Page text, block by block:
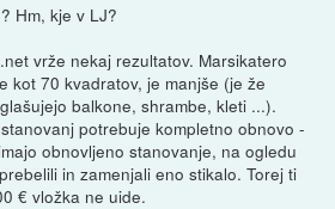
Hm, kje v LJ?
vrže nekaj rezultatov. Marsikatero
kot 70 kvadratov, je manjše (je že
balkone, shrambe, kleti ...).
potrebuje kompletno obnovo -
obnovljeno stanovanje, na ogledu
in zamenjali eno stikalo. Torej ti
€ vložka ne uide.